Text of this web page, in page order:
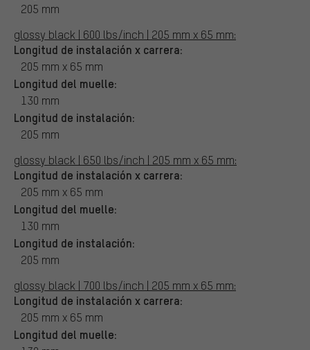
205 mm
glossy black | 600 lbs/inch | 205 mm x 65 mm:
Longitud de instalación x carrera:
205 mm x 65 mm
Longitud del muelle:
130 mm
Longitud de instalación:
205 mm
glossy black | 650 lbs/inch | 205 mm x 65 mm:
Longitud de instalación x carrera:
205 mm x 65 mm
Longitud del muelle:
130 mm
Longitud de instalación:
205 mm
glossy black | 700 lbs/inch | 205 mm x 65 mm:
Longitud de instalación x carrera:
205 mm x 65 mm
Longitud del muelle: